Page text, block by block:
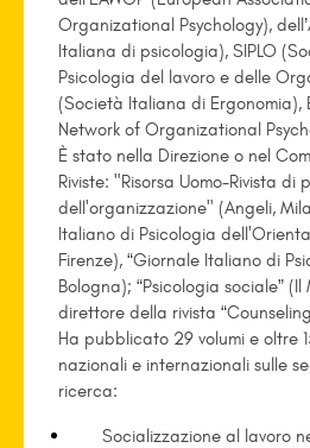
Organizational Psychology),
Italiana di psicologia), SIPLO
Psicologia del lavoro e delle
(Società Italiana di Ergonomia),
Network of Organizational
È stato nella Direzione o nel
Riviste: "Risorsa Uomo-Rivista
dell'organizzazione" (Angeli,
Italiano di Psicologia
Firenze), “Giornale Italiano di
Bologna); “Psicologia sociale”
direttore della rivista
Ha pubblicato 29 volumi e oltre
nazionali e internazionali sulle
ricerca:
Socializzazione al lavoro